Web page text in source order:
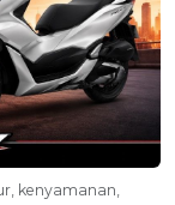
kenyamanan,